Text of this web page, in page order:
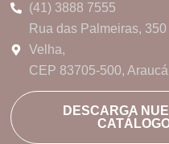
(41) 3888 7555
Rua das Palmeiras,
Velha,
CEP 83705-500,
DESCARGA